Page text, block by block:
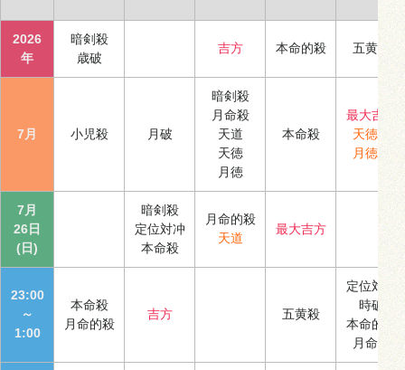
2026
年
暗剣殺
歳破
吉方 本命的殺 五黄殺
7月 小児殺 月破
暗剣殺
月命殺
天道
天徳
月徳
本命殺
最大吉方
天徳合
月徳合
7月
26日
(日)
暗剣殺
定位対冲
本命殺
月命的殺
天道
最大吉方
23:00
～
1:00
本命殺
月命的殺
吉方 五黄殺
定位対冲
時破
本命的殺
月命殺